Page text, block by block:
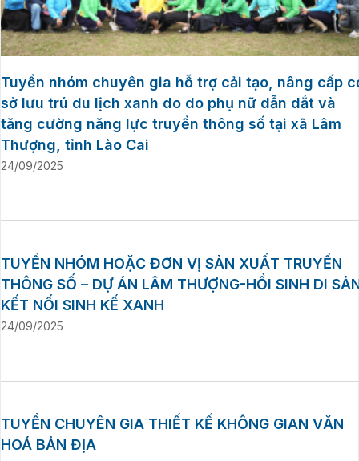
Tuyển nhóm chuyên gia hỗ trợ cải tạo, nâng cấp
sở lưu trú du lịch xanh do do phụ nữ dẫn dắt và
tăng cường năng lực truyền thông số tại xã Lâm
Thượng, tỉnh Lào Cai
24/09/2025
TUYỂN NHÓM HOẶC ĐƠN VỊ SẢN XUẤT TRUYỀN
THÔNG SỐ – DỰ ÁN LÂM THƯỢNG-HỒI SINH DI
KẾT NỐI SINH KẾ XANH
24/09/2025
TUYỂN CHUYÊN GIA THIẾT KẾ KHÔNG GIAN VĂN
HOÁ BẢN ĐỊA